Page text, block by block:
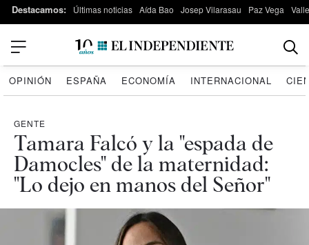
Destacamos: Últimas noticias Aída Bao Josep Vilarasau Paz Vega
OPINIÓN ESPAÑA ECONOMÍA INTERNACIONAL
GENTE
Tamara Falcó y la "espada de
Damocles" de la maternidad:
"Lo dejo en manos del Señor"